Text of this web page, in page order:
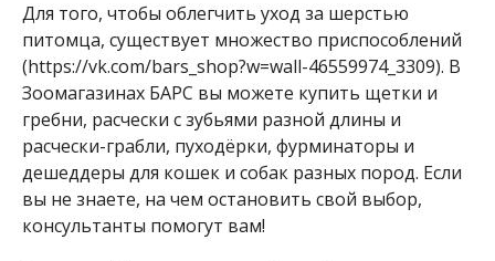
Для того, чтобы облегчить уход за шерстью
питомца, существует множество приспособлений
(https://vk.com/bars_shop?w=wall-46559974_3309). В
Зоомагазинах БАРС вы можете купить щетки и
гребни, расчески с зубьями разной длины и
расчески-грабли, пуходёрки, фурминаторы и
дешеддеры для кошек и собак разных пород. Если
вы не знаете, на чем остановить свой выбор,
консультанты помогут вам!